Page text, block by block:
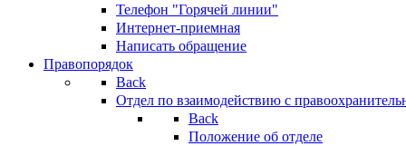
Телефон "Горячей линии"
Интернет-приемная
Написать обращение
Правопорядок
Back
Отдел по взаимодействию с
Back
Положение об отделе